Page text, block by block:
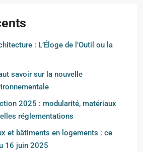
: L’Éloge de l’Outil ou la
savoir sur la nouvelle
2025 : modularité, matériaux
réglementations
et bâtiments en logements : ce
16 juin 2025